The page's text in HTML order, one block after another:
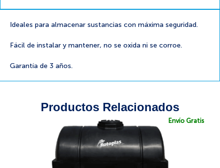
Ideales para almacenar sustancias con máxima seguridad.
Fácil de instalar y mantener, no se oxida ni se corroe.
Garantía de 3 años.
Productos Relacionados
Envío Gratis